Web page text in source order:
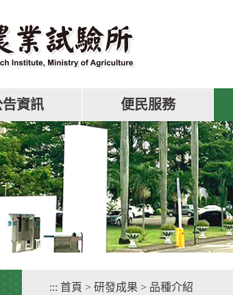
資訊 便民服務
::: 首頁 > 研發成果 > 品種介紹